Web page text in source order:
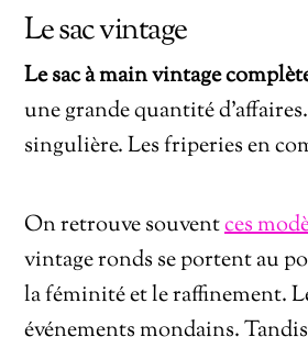
Le sac vintage
Le sac à main vintage
une grande quantité
singulière. Les friperies en
On retrouve souventces
vintage ronds se portent au
la féminité et le raffinement.